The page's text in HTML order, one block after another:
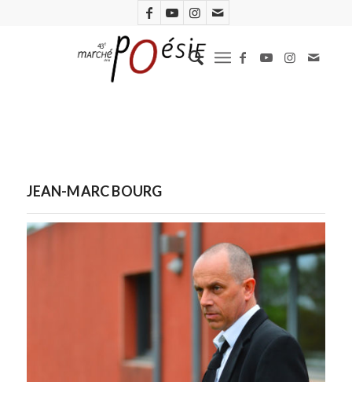
JEAN-MARC BOURG
Photo : Marc Ginot